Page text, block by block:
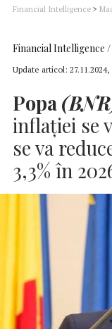
Financial Intelligence >
Financial Intelligence
Update articol: 27.11.2024,
Popa
inflaţiei se
se va
3,3% în